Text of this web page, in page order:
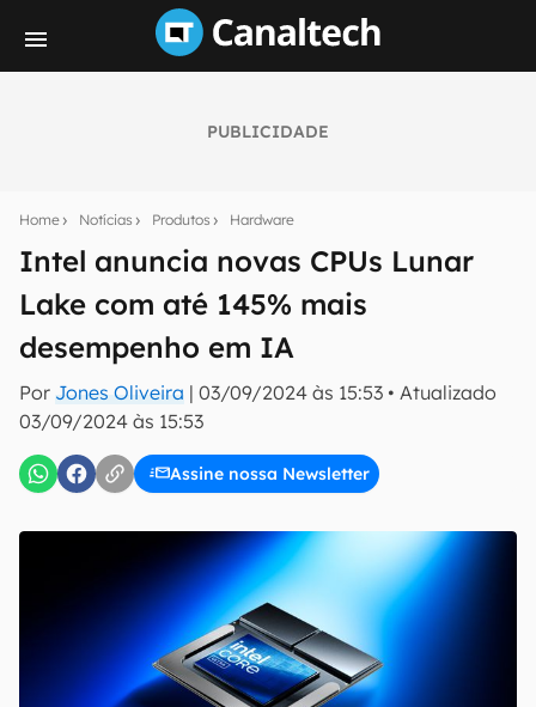
PUBLICIDADE
Home Notícias Produtos Hardware
Intel anuncia novas CPUs Lunar
Lake com até 145% mais
desempenho em IA
Por Jones Oliveira | 03/09/2024 às 15:53 • Atualizado
03/09/2024 às 15:53
Assine nossa Newsletter
notícias e reviews sobre tecnologia em primeira
mão.
E-mail
inscreva-se
Confirmo que li, aceito e concordo com os Termos de
Uso e Política de Privacidade do Canaltech.